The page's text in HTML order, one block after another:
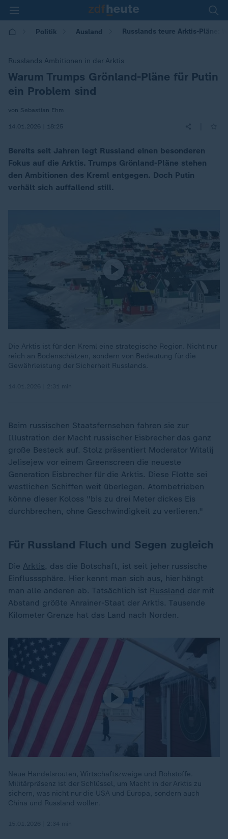
Politik Ausland Russlands teure Arktis-Pläne:
Russlands Ambitionen in der Arktis
:
Warum Trumps Grönland-Pläne für Putin
ein Problem sind
von Sebastian Ehm
14.01.2026 | 18:25
Bereits seit Jahren legt Russland einen besonderen
Fokus auf die Arktis. Trumps Grönland-Pläne stehen
den Ambitionen des Kreml entgegen. Doch Putin
verhält sich auffallend still.
Die Arktis ist für den Kreml eine strategische Region. Nicht nur
reich an Bodenschätzen, sondern von Bedeutung für die
Gewährleistung der Sicherheit Russlands.
Beim russischen Staatsfernsehen fahren sie zur
Illustration der Macht russischer Eisbrecher das ganz
große Besteck auf. Stolz präsentiert Moderator Witalij
Jelisejew vor einem Greenscreen die neueste
Generation Eisbrecher für die Arktis. Diese Flotte sei
westlichen Schiffen weit überlegen. Atombetrieben
könne dieser Koloss "bis zu drei Meter dickes Eis
durchbrechen, ohne Geschwindigkeit zu verlieren."
Für Russland Fluch und Segen zugleich
Die Arktis, das die Botschaft, ist seit jeher russische
Einflusssphäre. Hier kennt man sich aus, hier hängt
man alle anderen ab. Tatsächlich ist Russland der mit
Abstand größte Anrainer-Staat der Arktis. Tausende
Kilometer Grenze hat das Land nach Norden.
Neue Handelsrouten, Wirtschaftszweige und Rohstoffe.
Militärpräsenz ist der Schlüssel, um Macht in der Arktis zu
sichern, was nicht nur die USA und Europa, sondern auch
China und Russland wollen.